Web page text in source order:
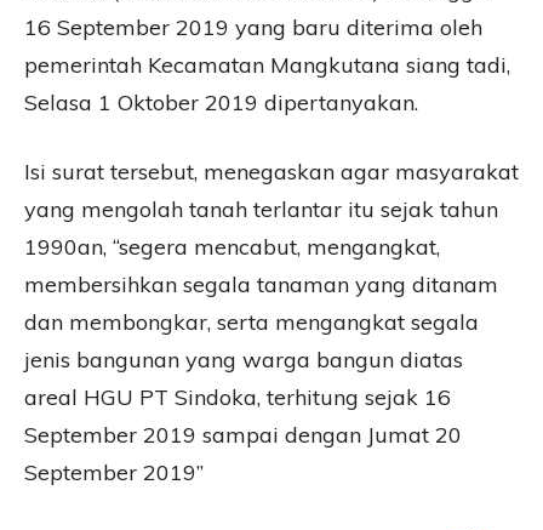
16 September 2019 yang baru diterima oleh
pemerintah Kecamatan Mangkutana siang tadi,
Selasa 1 Oktober 2019 dipertanyakan.
Isi surat tersebut, menegaskan agar masyarakat
yang mengolah tanah terlantar itu sejak tahun
1990an, “segera mencabut, mengangkat,
membersihkan segala tanaman yang ditanam
dan membongkar, serta mengangkat segala
jenis bangunan yang warga bangun diatas
areal HGU PT Sindoka, terhitung sejak 16
September 2019 sampai dengan Jumat 20
September 2019”